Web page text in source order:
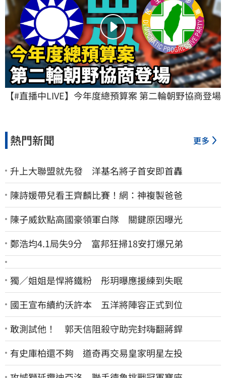
【#直播中LIVE】今年度總預算案 第二輪朝野協商登場
熱門新聞 更多
升上大聯盟就先發 洋基名將子首安即首轟
陳詩媛帶兒看王齊麟比賽！網：神複製爸爸
陳子威欽點高國豪領軍白隊 關鍵原因曝光
鄭浩均4.1局失9分 富邦狂掃18安打爆兄弟
獨／姐姐是悍將鐵粉 彤玥曝應援練到失眠
國王宣布續約沃許本 五洋將陣容正式到位
敢測試他！ 郭天信阻殺守助完封嗨翻蔣銲
有史庫柏還不夠 道奇再交易皇家明星左投